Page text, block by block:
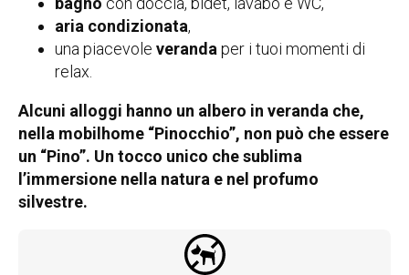
aria condizionata,
una piacevole veranda per i tuoi momenti di
relax.
Alcuni alloggi hanno un albero in veranda che,
nella mobilhome “Pinocchio”, non può che essere
un “Pino”. Un tocco unico che sublima
l’immersione nella natura e nel profumo
silvestre.